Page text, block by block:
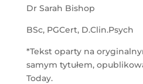
Dr Sarah Bishop
BSc, PGCert, D.Clin.Psych
*Tekst oparty na
samym tytułem,
Today.